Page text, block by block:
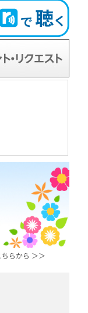
らから ＞＞